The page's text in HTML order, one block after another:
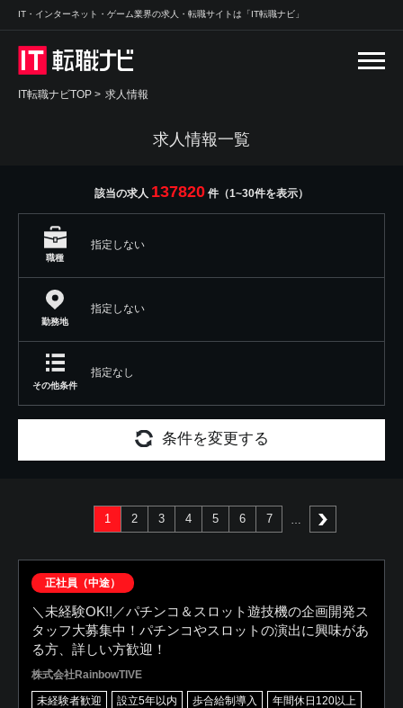
IT・インターネット・ゲーム業界の求人・転職サイトは「IT転職ナビ」
IT転職ナビTOP > 求人情報
求人情報一覧
該当の求人 137820 件（1~30件を表示）
職種
指定しない
勤務地
指定しない
その他条件
指定なし
条件を変更する
1 2 3 4 5 6 7
正社員（中途）
＼未経験OK!!／パチンコ＆スロット遊技機の企画開発ス
タッフ大募集中！パチンコやスロットの演出に興味があ
る方、詳しい方歓迎！
株式会社RainbowTIVE
未経験者歓迎 設立5年以内 歩合給制導入
年間休日120以上